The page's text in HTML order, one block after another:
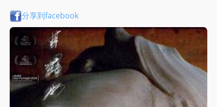
分享到facebook